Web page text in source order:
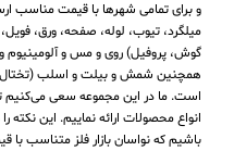
و برای تمامی شهرها با قیمت مناسب
میلگرد، تیوب، لوله، صفحه، ورق،
گوش، پروفیل) روی و مس و آلومینیوم
همچنین شمش و بیلت و اسلب (تختال)
است. ما در این مجموعه سعی می‌کنیم تا
انواع محصولات ارائه نماییم. این نکته
باشیم که نواسان بازار فلز متناسب با